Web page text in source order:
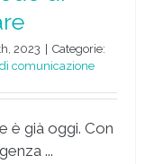
2023 | Categorie:
comunicazione
è già oggi. Con
...